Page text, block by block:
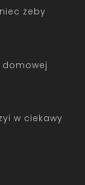
żeby
w ciekawy